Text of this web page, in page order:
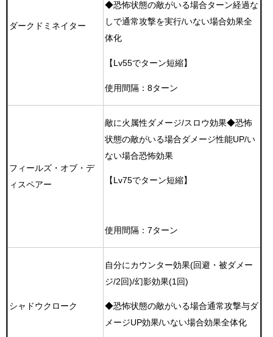
ダークドミネイター
◆恐怖状態の敵がいる場合ターン経過な
しで通常攻撃を実行/いない場合効果全
体化
【Lv55でターン短縮】
使用間隔：8ターン
フィールズ・オブ・デ
ィスペアー
敵に火属性ダメージ/スロウ効果◆恐怖
状態の敵がいる場合ダメージ性能UP/い
ない場合恐怖効果
【Lv75でターン短縮】
使用間隔：7ターン
シャドウクローク
自分にカウンター効果(回避・被ダメー
ジ/2回)/幻影効果(1回)
◆恐怖状態の敵がいる場合通常攻撃与ダ
メージUP効果/いない場合効果全体化